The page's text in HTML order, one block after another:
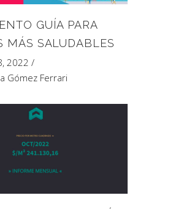
GUÍA PARA
MÁS SALUDABLES
2022
Gómez Ferrari